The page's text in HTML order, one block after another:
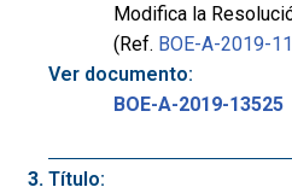
Modifica la
(Ref. BOE-A-2019-
Ver documento:
BOE-A-2019-13525
Título: